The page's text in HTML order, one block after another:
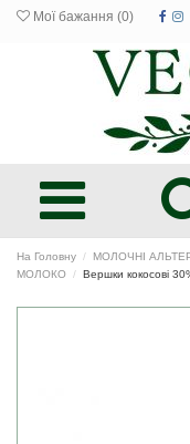
Мої бажання (0)
На Головну МОЛОЧНІ
МОЛОКО
Вершки кокосові